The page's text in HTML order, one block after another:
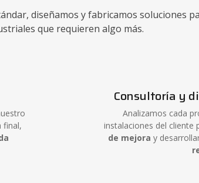
diseñamos y fabricamos soluciones
que requieren algo más.
final,
Consultoría y
Analizamos cada
instalaciones del cliente
de mejora y